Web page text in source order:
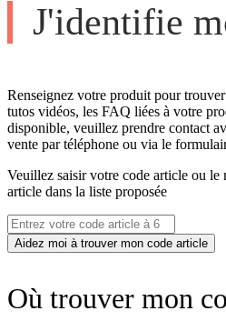
J'identifie
Renseignez votre produit pour
tutos vidéos, les FAQ liées à votre
disponible, veuillez prendre contact
vente par téléphone ou via le
Veuillez saisir votre code article ou
article dans la liste proposée
Aidez moi à trouver mon code article
Où trouver mon